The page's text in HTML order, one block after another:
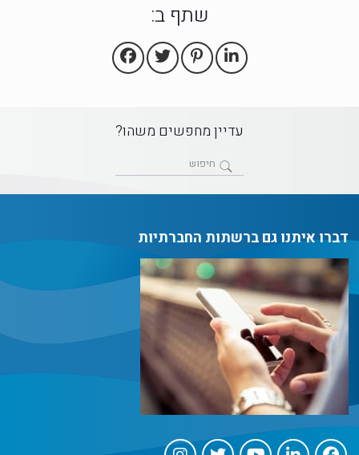
שתף ב:
עדיין מחפשים משהו?
דברו איתנו גם ברשתות החברתיות